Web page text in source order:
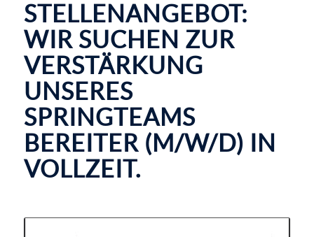
STELLENANGEBOT:
WIR SUCHEN ZUR
VERSTÄRKUNG
UNSERES
SPRINGTEAMS
BEREITER (M/W/D) IN
VOLLZEIT.